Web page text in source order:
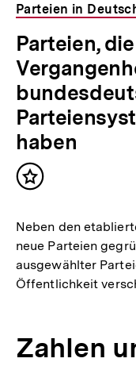
Parteien in
Parteien,
haben
Inhalt
Neben den
neue Parteien
ausgewählter
Öffentlichkeit
Zahlen